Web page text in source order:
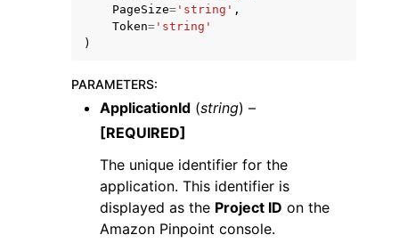
navigation of Developer Guide
navigation of Available Services
PageSize= 'string' ,
Token= 'string'
)
PARAMETERS:
ApplicationId (string) –
[REQUIRED]
The unique identifier for the
application. This identifier is
displayed as the Project ID on the
Amazon Pinpoint console.